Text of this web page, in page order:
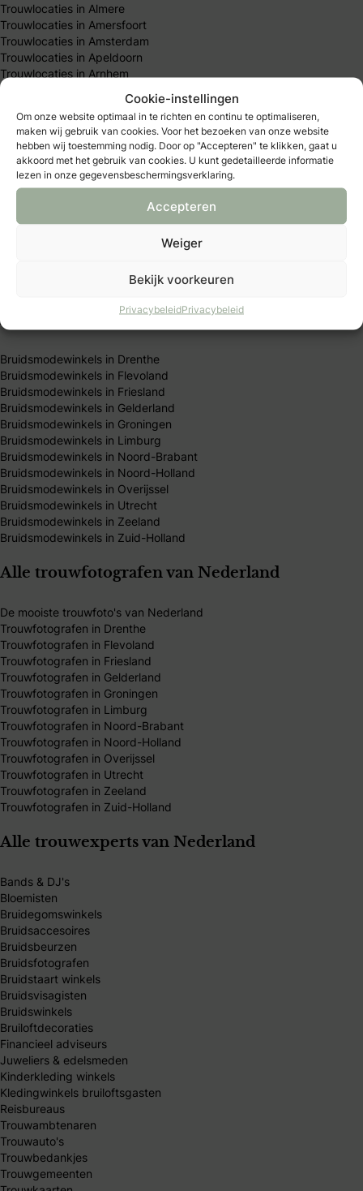
Cookie-instellingen
Om onze website optimaal in te richten en continu te optimaliseren,
maken wij gebruik van cookies. Voor het bezoeken van onze website
hebben wij toestemming nodig. Door op "Accepteren" te klikken, gaat u
akkoord met het gebruik van cookies. U kunt gedetailleerde informatie
lezen in onze gegevensbeschermingsverklaring.
Accepteren
Weiger
Bekijk voorkeuren
PrivacybeleidPrivacybeleid
Trouwlocaties in Almere
Trouwlocaties in Amersfoort
Trouwlocaties in Amsterdam
Trouwlocaties in Apeldoorn
Trouwlocaties in Arnhem
Trouwlocaties in Breda
Trouwlocaties in Den Haag
Trouwlocaties in Eindhoven
Trouwlocaties in Enschede
Trouwlocaties in Groningen
Trouwlocaties in Haarlem
Trouwlocaties in Leiden
Trouwlocaties in Rotterdam
Alle bruidswinkels in Nederland
Bruidsmodewinkels in Drenthe
Bruidsmodewinkels in Flevoland
Bruidsmodewinkels in Friesland
Bruidsmodewinkels in Gelderland
Bruidsmodewinkels in Groningen
Bruidsmodewinkels in Limburg
Bruidsmodewinkels in Noord-Brabant
Bruidsmodewinkels in Noord-Holland
Bruidsmodewinkels in Overijssel
Bruidsmodewinkels in Utrecht
Bruidsmodewinkels in Zeeland
Bruidsmodewinkels in Zuid-Holland
Alle trouwfotografen van Nederland
De mooiste trouwfoto's van Nederland
Trouwfotografen in Drenthe
Trouwfotografen in Flevoland
Trouwfotografen in Friesland
Trouwfotografen in Gelderland
Trouwfotografen in Groningen
Trouwfotografen in Limburg
Trouwfotografen in Noord-Brabant
Trouwfotografen in Noord-Holland
Trouwfotografen in Overijssel
Trouwfotografen in Utrecht
Trouwfotografen in Zeeland
Trouwfotografen in Zuid-Holland
Alle trouwexperts van Nederland
Bands & DJ's
Bloemisten
Bruidegomswinkels
Bruidsaccesoires
Bruidsbeurzen
Bruidsfotografen
Bruidstaart winkels
Bruidsvisagisten
Bruidswinkels
Bruiloftdecoraties
Financieel adviseurs
Juweliers & edelsmeden
Kinderkleding winkels
Kledingwinkels bruiloftsgasten
Reisbureaus
Trouwambtenaren
Trouwauto's
Trouwbedankjes
Trouwgemeenten